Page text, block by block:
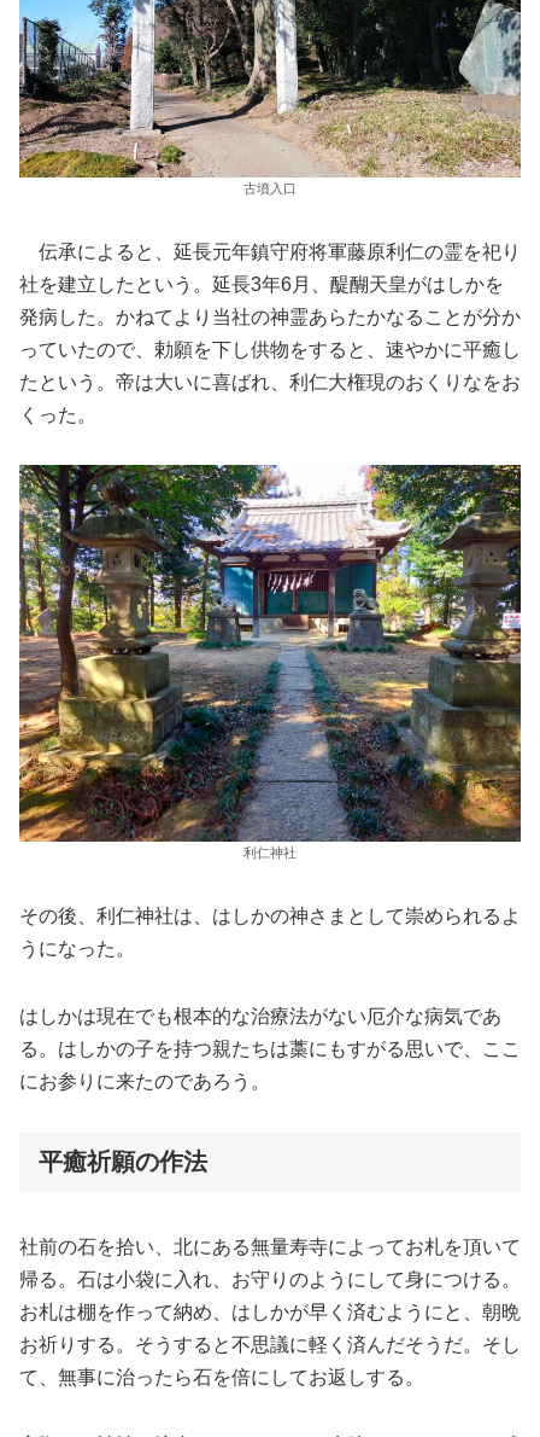
古墳入口
伝承によると、延長元年鎮守府将軍藤原利仁の霊を祀り
社を建立したという。延長3年6月、醍醐天皇がはしかを
発病した。かねてより当社の神霊あらたかなることが分か
っていたので、勅願を下し供物をすると、速やかに平癒し
たという。帝は大いに喜ばれ、利仁大権現のおくりなをお
くった。
利仁神社
その後、利仁神社は、はしかの神さまとして崇められるよ
うになった。
はしかは現在でも根本的な治療法がない厄介な病気であ
る。はしかの子を持つ親たちは藁にもすがる思いで、ここ
にお参りに来たのであろう。
平癒祈願の作法
社前の石を拾い、北にある無量寿寺によってお札を頂いて
帰る。石は小袋に入れ、お守りのようにして身につける。
お札は棚を作って納め、はしかが早く済むようにと、朝晩
お祈りする。そうすると不思議に軽く済んだそうだ。そし
て、無事に治ったら石を倍にしてお返しする。